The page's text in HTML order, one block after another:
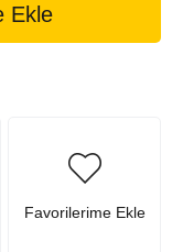
Favorilerime Ekle